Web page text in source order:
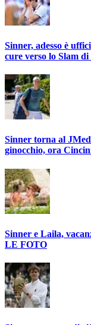
Sinner, adesso è
cure verso lo Slam
Sinner torna al
ginocchio, ora
Sinner e Laila,
LE FOTO